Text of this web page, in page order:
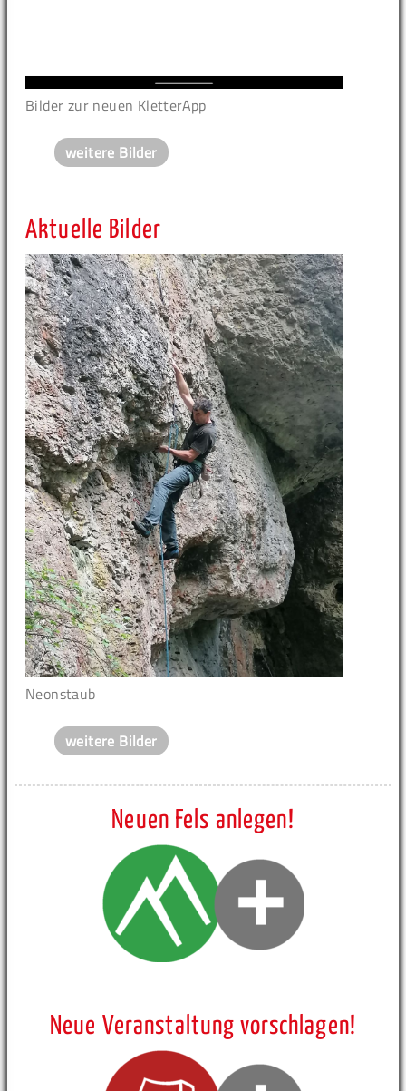
Bilder zur neuen KletterApp
weitere Bilder
Aktuelle Bilder
Neonstaub
weitere Bilder
Neuen Fels anlegen!
Neue Veranstaltung vorschlagen!